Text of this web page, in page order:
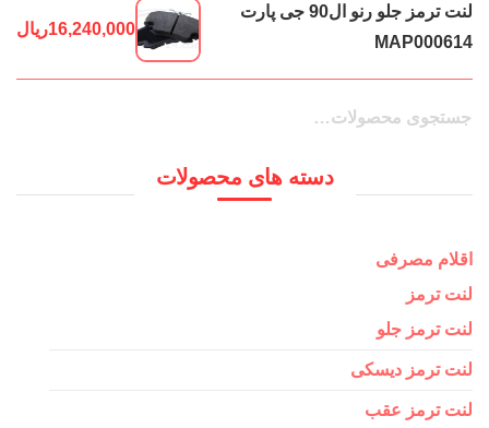
لنت ترمز جلو رنو ال90 جی پارت
MAP000614
16,240,000ریال
جستجو
جستجو
دسته های محصولات
اقلام مصرفی
لنت ترمز
لنت ترمز جلو
لنت ترمز دیسکی
لنت ترمز عقب